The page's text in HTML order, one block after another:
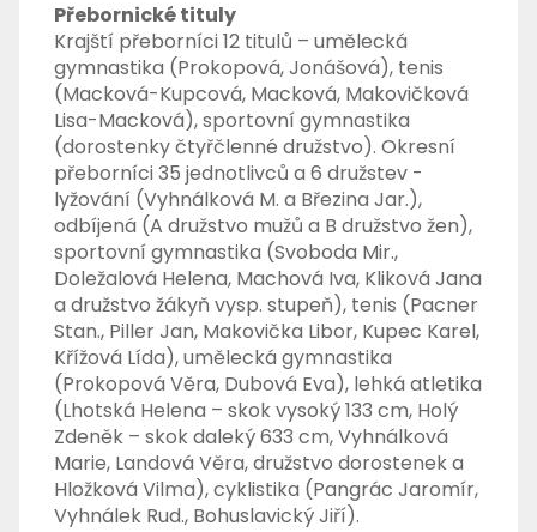
Přebornické tituly
Krajští přeborníci 12 titulů – umělecká
gymnastika (Prokopová, Jonášová), tenis
(Macková-Kupcová, Macková, Makovičková
Lisa-Macková), sportovní gymnastika
(dorostenky čtyřčlenné družstvo). Okresní
přeborníci 35 jednotlivců a 6 družstev -
lyžování (Vyhnálková M. a Březina Jar.),
odbíjená (A družstvo mužů a B družstvo žen),
sportovní gymnastika (Svoboda Mir.,
Doležalová Helena, Machová Iva, Kliková Jana
a družstvo žákyň vysp. stupeň), tenis (Pacner
Stan., Piller Jan, Makovička Libor, Kupec Karel,
Křížová Lída), umělecká gymnastika
(Prokopová Věra, Dubová Eva), lehká atletika
(Lhotská Helena – skok vysoký 133 cm, Holý
Zdeněk – skok daleký 633 cm, Vyhnálková
Marie, Landová Věra, družstvo dorostenek a
Hložková Vilma), cyklistika (Pangrác Jaromír,
Vyhnálek Rud., Bohuslavický Jiří).